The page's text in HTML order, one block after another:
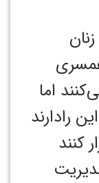
اما
رادارند
کنند